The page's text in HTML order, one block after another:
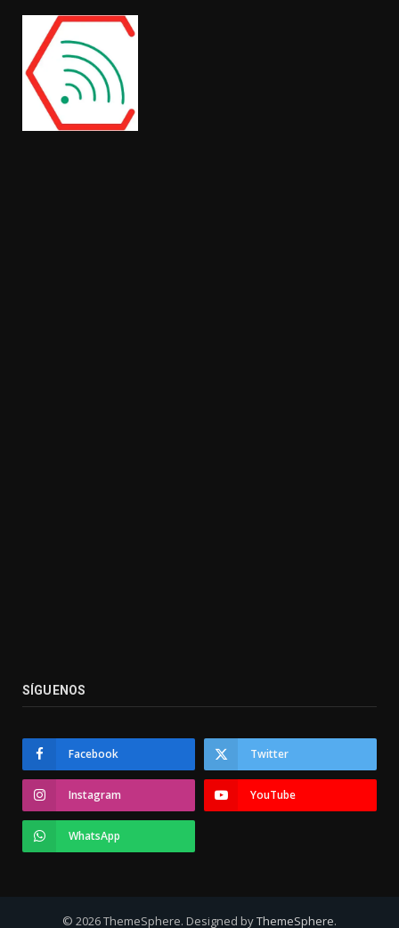
SÍGUENOS
Facebook Twitter
Instagram YouTube
WhatsApp
© 2026 ThemeSphere. Designed byThemeSphere.